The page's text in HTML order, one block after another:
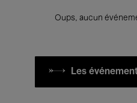
Oups, aucun
Les